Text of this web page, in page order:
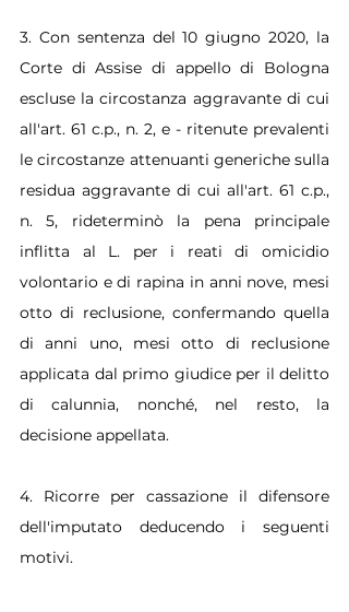
3. Con sentenza del 10 giugno 2020, la
Corte di Assise di appello di Bologna
escluse la circostanza aggravante di cui
all'art. 61 c.p., n. 2, e - ritenute prevalenti
le circostanze attenuanti generiche sulla
residua aggravante di cui all'art. 61 c.p.,
n. 5, rideterminò la pena principale
inflitta al L. per i reati di omicidio
volontario e di rapina in anni nove, mesi
otto di reclusione, confermando quella
di anni uno, mesi otto di reclusione
applicata dal primo giudice per il delitto
di calunnia, nonché, nel resto, la
decisione appellata.
4. Ricorre per cassazione il difensore
dell'imputato deducendo i seguenti
motivi.